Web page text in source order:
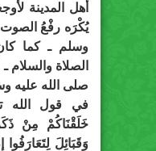
أهل المدينة
يُكْرَه رفْعُ الصوت
وسلم ـ كما
الصلاة والسلام
صلى الله عليه
في قول الله
خَلَقْنَاكُمْ مِنْ
وَقَبَائِلَ